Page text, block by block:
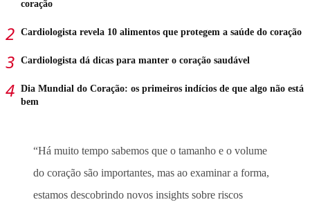
coração
Cardiologista revela 10 alimentos que protegem a saúde do coração
Cardiologista dá dicas para manter o coração saudável
Dia Mundial do Coração: os primeiros indícios de que algo não está
bem
“Há muito tempo sabemos que o tamanho e o volume
do coração são importantes, mas ao examinar a forma,
estamos descobrindo novos insights sobre riscos